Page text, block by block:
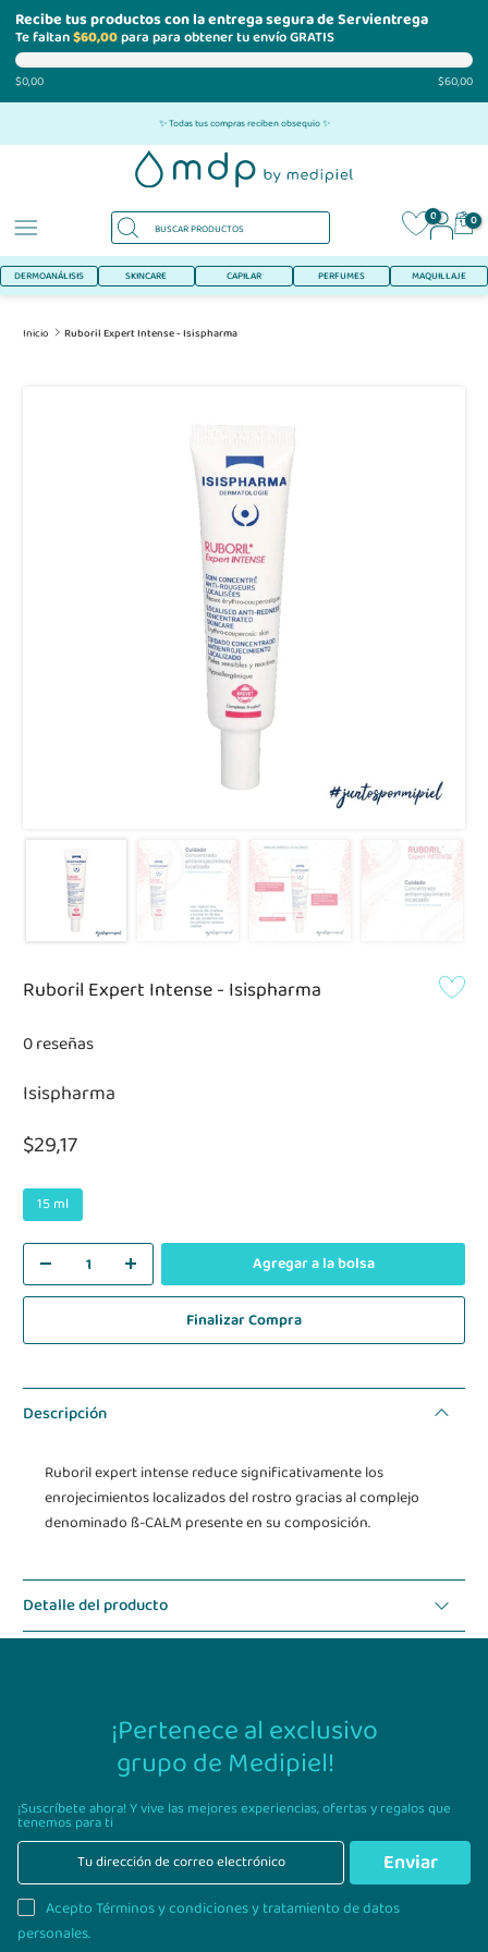
Recibe tus productos con la entrega segura de Servientrega
Te faltan$60,00para para obtener tu envío GRATIS
$0,00 $60,00
al
✨ Todas tus compras reciben obsequio ✨
0 0
DERMOANÁLISIS SKINCARE CAPILAR PERFUMES MAQUILLAJE
Inicio Ruboril Expert Intense - Isispharma
Ruboril Expert Intense - Isispharma
0 reseñas
Isispharma
$29,17
15 ml
Agregar a la bolsa
Finalizar Compra
Descripción
Ruboril expert intense reduce significativamente los
enrojecimientos localizados del rostro gracias al complejo
denominado ß-CALM presente en su composición.
Detalle del producto
¡Pertenece al exclusivo
grupo de Medipiel!
¡Suscríbete ahora! Y vive las mejores experiencias,ofertas y regalos que
tenemos para ti
Enviar
Acepto Términos y condiciones y tratamiento de datos
personales.